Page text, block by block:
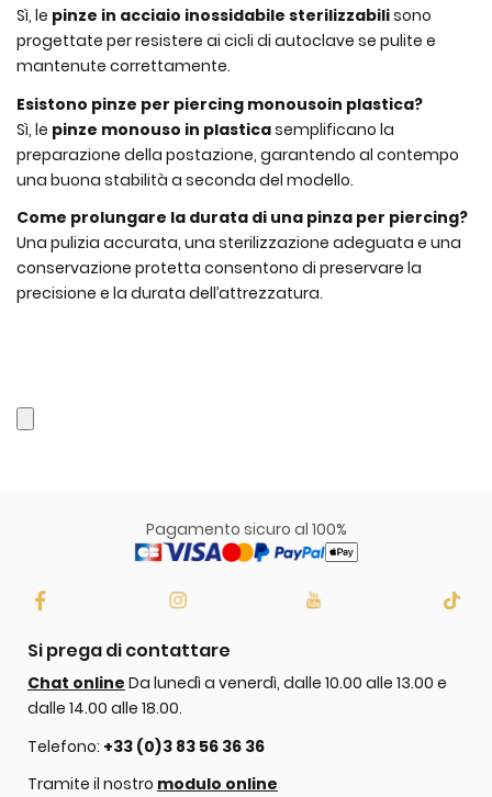
Sì, le pinze in acciaio inossidabile sterilizzabilisono
progettate per resistere ai cicli di autoclave se pulite e
mantenute correttamente.
Esistono pinze per piercing monousoin plastica?
Sì, le pinze monouso in plasticasemplificano la
preparazione della postazione, garantendo al contempo
una buona stabilità a seconda del modello.
Come prolungare la durata di una pinza per piercing?
Una pulizia accurata, una sterilizzazione adeguata e una
conservazione protetta consentono di preservare la
precisione e la durata dell’attrezzatura.
Pagamento sicuro al 100%
Si prega di contattare
Chat online Da lunedì a venerdì, dalle 10.00 alle 13.00 e
dalle 14.00 alle 18.00.
Telefono: +33 (0)3 83 56 36 36
Tramite il nostro modulo online